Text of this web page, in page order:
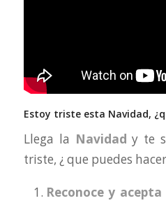
Estoy triste esta Navidad,
Llega la Navidad y te
triste, ¿ que puedes
Reconoce y